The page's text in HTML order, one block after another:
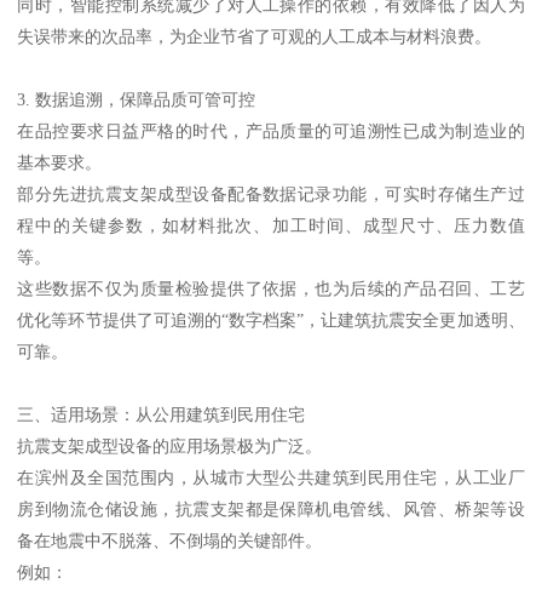
同时，智能控制系统减少了对人工操作的依赖，有效降低了因人为
失误带来的次品率，为企业节省了可观的人工成本与材料浪费。
3. 数据追溯，保障品质可管可控
在品控要求日益严格的时代，产品质量的可追溯性已成为制造业的
基本要求。
部分先进抗震支架成型设备配备数据记录功能，可实时存储生产过
程中的关键参数，如材料批次、加工时间、成型尺寸、压力数值
等。
这些数据不仅为质量检验提供了依据，也为后续的产品召回、工艺
优化等环节提供了可追溯的“数字档案”，让建筑抗震安全更加透明、
可靠。
三、适用场景：从公用建筑到民用住宅
抗震支架成型设备的应用场景极为广泛。
在滨州及全国范围内，从城市大型公共建筑到民用住宅，从工业厂
房到物流仓储设施，抗震支架都是保障机电管线、风管、桥架等设
备在地震中不脱落、不倒塌的关键部件。
例如：